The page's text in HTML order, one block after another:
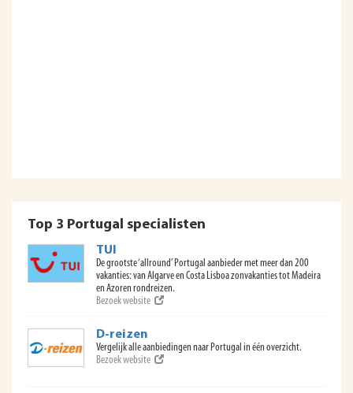
Top 3 Portugal specialisten
TUI
De grootste ‘allround’ Portugal aanbieder met meer dan 200
vakanties: van Algarve en Costa Lisboa zonvakanties tot Madeira
en Azoren rondreizen.
Bezoek website
D-reizen
Vergelijk alle aanbiedingen naar Portugal in één overzicht.
Bezoek website